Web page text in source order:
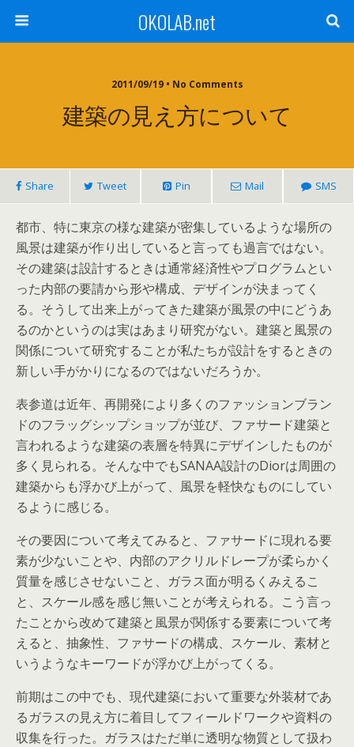
OKOLAB.net
2011/09/19 • No Comments
建築の見え方について
Share Tweet Pin Mail SMS
都市、特に東京の様な建築が密集しているような場所の
風景は建築が作り出していると言っても過言ではない。
その建築は設計するときは通常経済性やプログラムとい
った内部の要請から形や構成、デザインが決まってく
る。そうして出来上がってきた建築が風景の中にどうあ
るのかというのは実はあまり研究がない。建築と風景の
関係について研究することが私たちが設計をするときの
新しい手がかりになるのではないだろうか。
表参道は近年、再開発により多くのファッションブラン
ドのフラッグシップショップが並び、ファサード建築と
言われるような建築の表層を特異にデザインしたものが
多く見られる。そんな中でもSANAA設計のDiorは周囲の
建築からも浮かび上がって、風景を軽快なものにしてい
るように感じる。
その要因について考えてみると、ファサードに現れる要
素が少ないことや、内部のアクリルドレープが柔らかく
質量を感じさせないこと、ガラス面が明るくみえるこ
と、スケール感を感じ無いことが考えられる。こう言っ
たことから改めて建築と風景が関係する要素について考
えると、抽象性、ファサードの構成、スケール、素材と
いうようなキーワードが浮かび上がってくる。
前期はこの中でも、現代建築において重要な外装材であ
るガラスの見え方に着目してフィールドワークや資料の
収集を行った。ガラスはただ単に透明な物質として扱わ